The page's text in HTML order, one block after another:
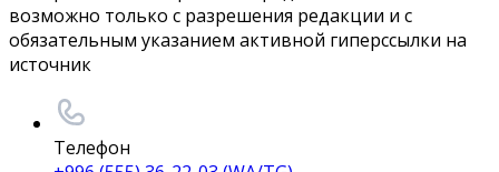
возможно только с разрешения редакции и с
обязательным указанием активной гиперссылки на
источник
Телефон